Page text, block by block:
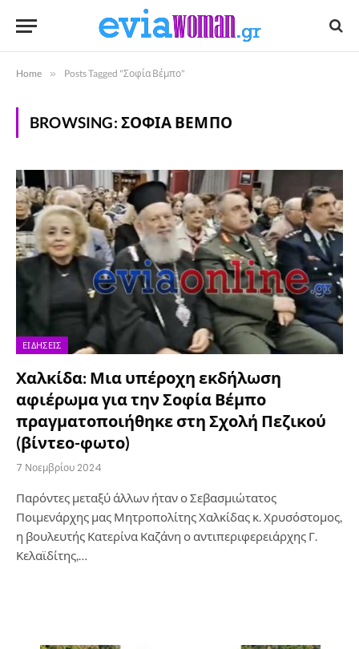
Home » Posts Tagged "Σοφία Βέμπο"
BROWSING: ΣΟΦΊΑ ΒΈΜΠΟ
ΕΙΔΉΣΕΙΣ
Χαλκίδα: Μια υπέροχη εκδήλωση
αφιέρωμα για την Σοφία Βέμπο
πραγματοποιήθηκε στη Σχολή Πεζικού
(βίντεο-φωτο)
7 Νοεμβρίου 2024
Παρόντες μεταξύ άλλων ήταν ο Σεβασμιώτατος
Ποιμενάρχης μας Μητροπολίτης Χαλκίδας κ. Χρυσόστομος,
η βουλευτής Κατερίνα Καζάνη ο αντιπεριφερειάρχης Γ.
Κελαϊδίτης,…